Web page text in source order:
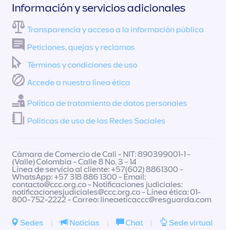
Información y servicios adicionales
Transparencia y acceso a la información pública
Peticiones, quejas y reclamos
Términos y condiciones de uso
Accede a nuestra línea ética
Política de tratamiento de datos personales
Políticas de uso de las Redes Sociales
Cámara de Comercio de Cali - NIT: 890399001-1 -
(Valle) Colombia - Calle 8 No. 3 - 14
Línea de servicio al cliente: +57(602) 8861300 -
WhatsApp: +57 318 886 1300 - Email:
contacto@ccc.org.co- Notificaciones judiciales:
notificacionesjudiciales@ccc.org.co- Línea ética: 01-
800-752-2222 - Correo: lineaeticaccc@resguarda.com
Sedes | Noticias | Chat | Sede virtual